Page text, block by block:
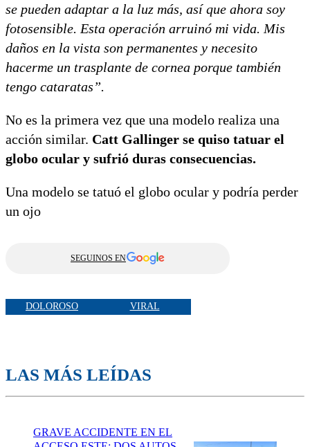
se pueden adaptar a la luz más, así que ahora soy
fotosensible. Esta operación arruinó mi vida. Mis
daños en la vista son permanentes y necesito
hacerme un trasplante de cornea porque también
tengo cataratas”.
No es la primera vez que una modelo realiza una
acción similar. Catt Gallinger se quiso tatuar el
globo ocular y sufrió duras consecuencias.
Una modelo se tatuó el globo ocular y podría perder
un ojo
SEGUINOS EN
DOLOROSO VIRAL
LAS MÁS LEÍDAS
GRAVE ACCIDENTE EN EL